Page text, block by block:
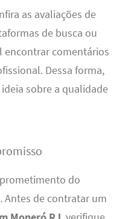
as avaliações de
de busca ou
encontrar comentários
Dessa forma,
sobre a qualidade
do
Antes de contratar um